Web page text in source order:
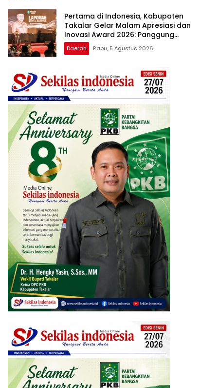
Pertama di Indonesia, Kabupaten
Takalar Gelar Malam Apresiasi dan
Inovasi Award 2026: Panggung
Penghargaan bagi Pelayan Publik
Berprestasi
Daerah Rabu, 5 Agustus 2026